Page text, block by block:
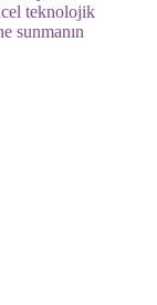
teknolojik
sunmanın